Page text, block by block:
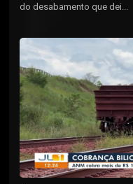
do desabamento que dei...